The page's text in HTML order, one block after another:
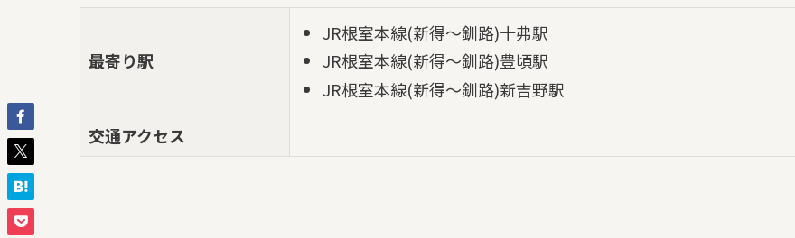
最寄り駅
JR根室本線(新得～釧路)十弗駅
JR根室本線(新得～釧路)豊頃駅
JR根室本線(新得～釧路)新吉野駅
交通アクセス